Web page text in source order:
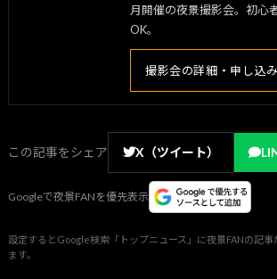
月開催の夜景撮影会。初心
OK。
撮影会の詳細・申し込み
この記事をシェア X（ツイート）
Googleで夜景FANを優先表示
設定するとGoogle検索「トップニュース」に夜景FANの記
ます。